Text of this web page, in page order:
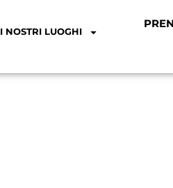
I NOSTRI LUOGHI